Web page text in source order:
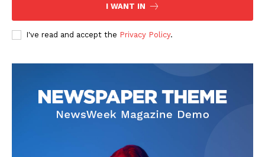
I WANT IN
I've read and accept the Privacy Policy.